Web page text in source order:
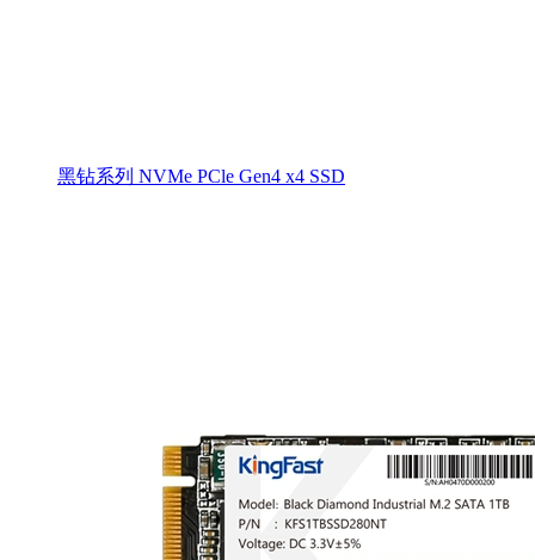
黑钻系列 NVMe PCle Gen4 x4 SSD